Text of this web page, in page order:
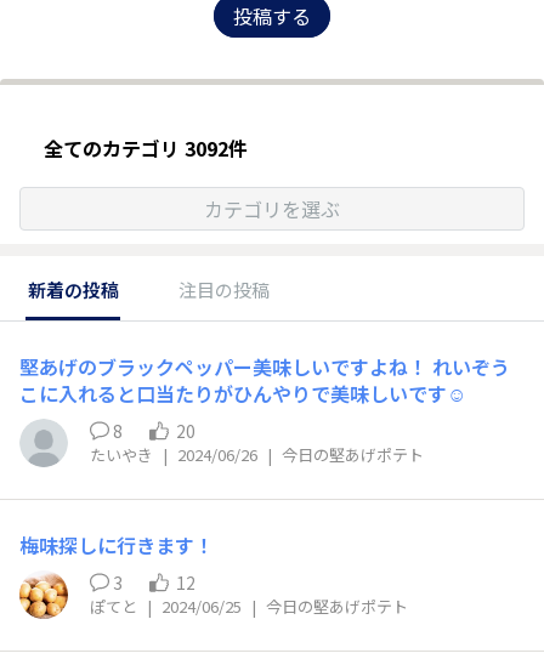
投稿する
全てのカテゴリ 3092件
カテゴリを選ぶ
新着の投稿 注目の投稿
堅あげのブラックペッパー美味しいですよね！ れいぞう
こに入れると口当たりがひんやりで美味しいです☺️
8 20
たいやき | 2024/06/26 | 今日の堅あげポテト
梅味探しに行きます！
3 12
ぽてと | 2024/06/25 | 今日の堅あげポテト